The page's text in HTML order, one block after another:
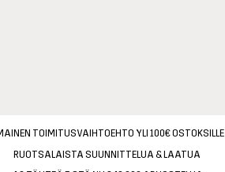
TOIMITUSVAIHTOEHTO YLI 100€ OSTOKSILLE
RUOTSALAISTA SUUNNITTELUA & LAATUA